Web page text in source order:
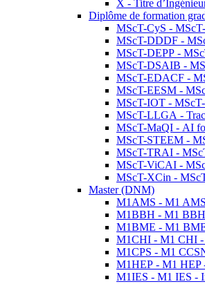
X - Titre
Diplôme de formation
MScT-CyS -
MScT-DDDF -
MScT-DEPP -
MScT-DSAIB -
MScT-EDACF -
MScT-EESM -
MScT-IOT -
MScT-LLGA -
MScT-MaQI - AI
MScT-STEEM -
MScT-TRAI -
MScT-ViCAI -
MScT-XCin -
Master (DNM)
M1AMS - M1 AMS
M1BBH - M1 BBH
M1BME - M1
M1CHI - M1 CHI -
M1CPS - M1
M1HEP - M1 HEP
M1IES - M1 IES -